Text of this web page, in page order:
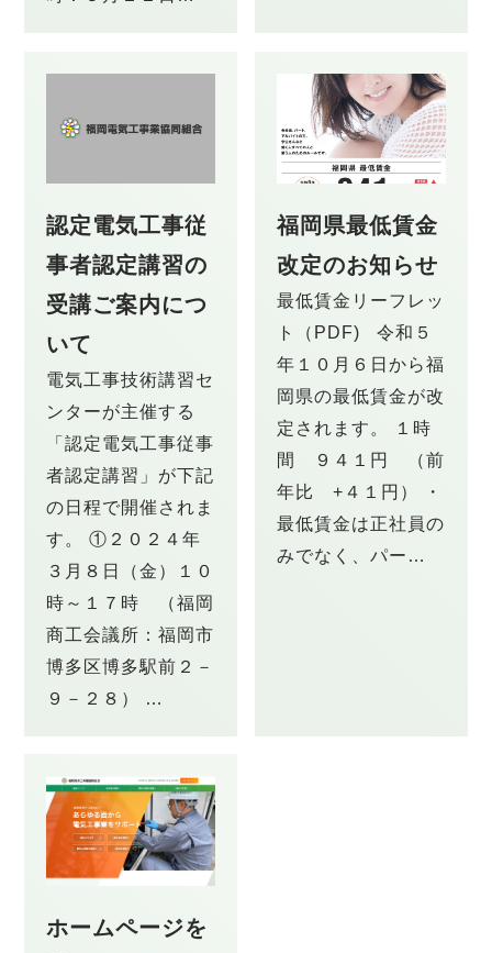
認定電気工事従
事者認定講習の
受講ご案内につ
いて
電気工事技術講習セ
ンターが主催する
「認定電気工事従事
者認定講習」が下記
の日程で開催されま
す。 ①２０２４年
３月８日（金）１０
時～１７時 （福岡
商工会議所：福岡市
博多区博多駅前２－
９－２８） …
福岡県最低賃金
改定のお知らせ
最低賃金リーフレッ
ト（PDF) 令和５
年１０月６日から福
岡県の最低賃金が改
定されます。 １時
間 ９４１円 （前
年比 +４１円） ・
最低賃金は正社員の
みでなく、パー…
ホームページを